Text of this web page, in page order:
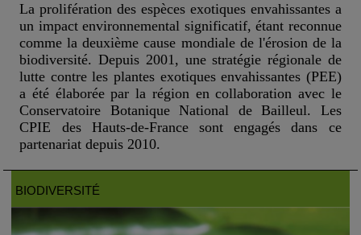
La prolifération des espèces exotiques envahissantes a
un impact environnemental significatif, étant reconnue
comme la deuxième cause mondiale de l'érosion de la
biodiversité. Depuis 2001, une stratégie régionale de
lutte contre les plantes exotiques envahissantes (PEE)
a été élaborée par la région en collaboration avec le
Conservatoire Botanique National de Bailleul. Les
CPIE des Hauts-de-France sont engagés dans ce
partenariat depuis 2010.
BIODIVERSITÉ